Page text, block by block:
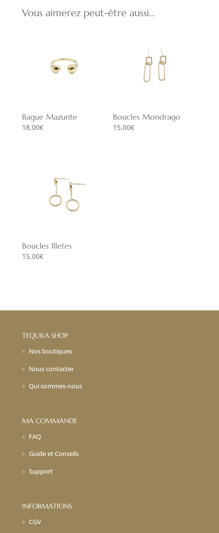
Vous aimerez peut-être aussi…
Bague Mazunte
18,00€
Boucles Mondrago
15,00€
Boucles Illetes
15,00€
TEQUILA SHOP
Nos boutiques
Nous contacter
Qui sommes-nous
MA COMMANDE
FAQ
Guide et Conseils
Support
INFORMATIONS
CGV